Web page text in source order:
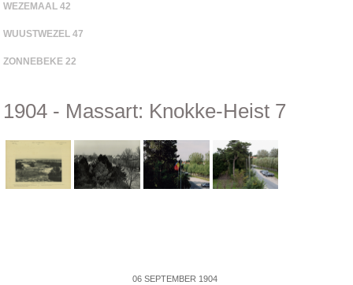
WEZEMAAL 42
WUUSTWEZEL 47
ZONNEBEKE 22
1904 - Massart: Knokke-Heist 7
06 SEPTEMBER 1904